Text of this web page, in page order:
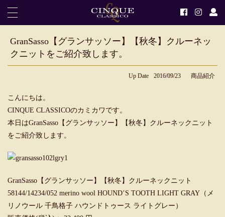
GranSasso【グランサッソー】【秋冬】クルーネッ
クニットをご紹介致します。
Up Date 2016/09/23 商品紹介
こんにちは。
CINQUE CLASSICOのカミカワです。
本日はGranSasso【グランサッソー】【秋冬】クルーネックニット
をご紹介致します。
GranSasso【グランサッソー】【秋冬】クルーネックニット
58144/14234/052 merino wool HOUND’S TOOTH LIGHT GRAY（メ
リノウール 千鳥格子 ハウンドトゥース ライトグレー）